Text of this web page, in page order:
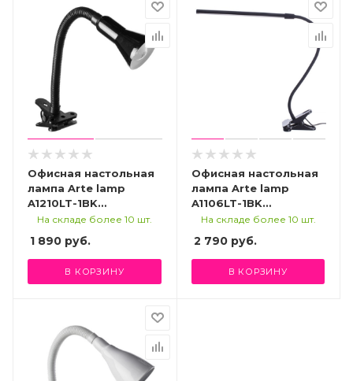
Офисная настольная
лампа Arte lamp
A1210LT-1BK
СВЕТИЛЬНИК
На складе более 10 шт.
1 890 руб.
В КОРЗИНУ
Офисная настольная
лампа Arte lamp
A1106LT-1BK
СВЕТИЛЬНИК
На складе более 10 шт.
2 790руб.
В КОРЗИНУ